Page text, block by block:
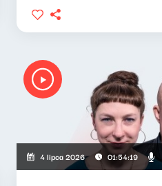
Wojciech Mann, Ryszard Koziołek
4 lipca 2026 01:54:19